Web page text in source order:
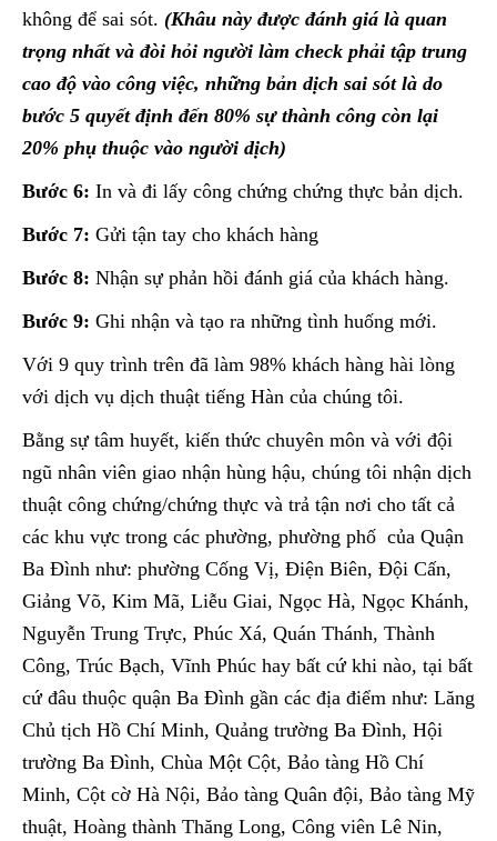
không để sai sót. (Khâu này được đánh giá là quan
trọng nhất và đòi hỏi người làm check phải tập trung
cao độ vào công việc, những bản dịch sai sót là do
bước 5 quyết định đến 80% sự thành công còn lại
20% phụ thuộc vào người dịch)
Bước 6: In và đi lấy công chứng chứng thực bản dịch.
Bước 7: Gửi tận tay cho khách hàng
Bước 8: Nhận sự phản hồi đánh giá của khách hàng.
Bước 9: Ghi nhận và tạo ra những tình huống mới.
Với 9 quy trình trên đã làm 98% khách hàng hài lòng
với dịch vụ dịch thuật tiếng Hàn của chúng tôi.
Bằng sự tâm huyết, kiến thức chuyên môn và với đội
ngũ nhân viên giao nhận hùng hậu, chúng tôi nhận dịch
thuật công chứng/chứng thực và trả tận nơi cho tất cả
các khu vực trong các phường, phường phố của Quận
Ba Đình như: phường Cống Vị, Điện Biên, Đội Cấn,
Giảng Võ, Kim Mã, Liễu Giai, Ngọc Hà, Ngọc Khánh,
Nguyễn Trung Trực, Phúc Xá, Quán Thánh, Thành
Công, Trúc Bạch, Vĩnh Phúc hay bất cứ khi nào, tại bất
cứ đâu thuộc quận Ba Đình gần các địa điểm như: Lăng
Chủ tịch Hồ Chí Minh, Quảng trường Ba Đình, Hội
trường Ba Đình, Chùa Một Cột, Bảo tàng Hồ Chí
Minh, Cột cờ Hà Nội, Bảo tàng Quân đội, Bảo tàng Mỹ
thuật, Hoàng thành Thăng Long, Công viên Lê Nin,